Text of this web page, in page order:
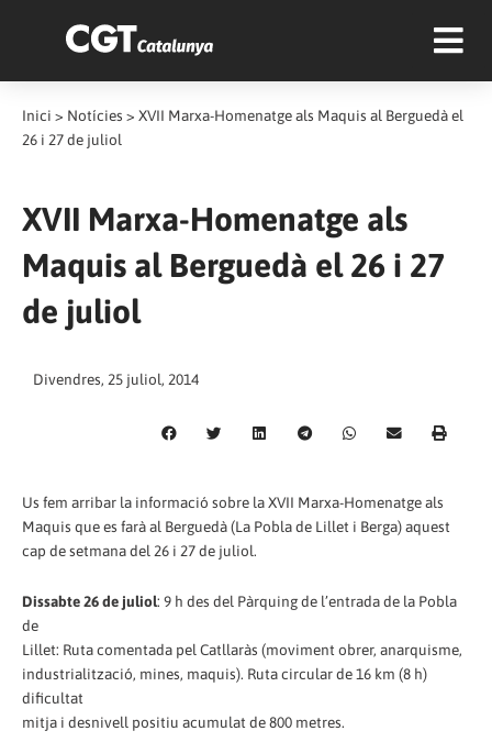
Inici > Notícies > XVII Marxa-Homenatge als Maquis al Berguedà el
26 i 27 de juliol
XVII Marxa-Homenatge als
Maquis al Berguedà el 26 i 27
de juliol
Divendres, 25 juliol, 2014
Us fem arribar la informació sobre la XVII Marxa-Homenatge als
Maquis que es farà al Berguedà (La Pobla de Lillet i Berga) aquest
cap de setmana del 26 i 27 de juliol.
Dissabte 26 de juliol: 9 h des del Pàrquing de l’entrada de la Pobla
de
Lillet: Ruta comentada pel Catllaràs (moviment obrer, anarquisme,
industrialització, mines, maquis). Ruta circular de 16 km (8 h)
dificultat
mitja i desnivell positiu acumulat de 800 metres.